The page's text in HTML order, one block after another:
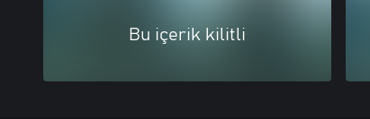
Bu içerik kilitli